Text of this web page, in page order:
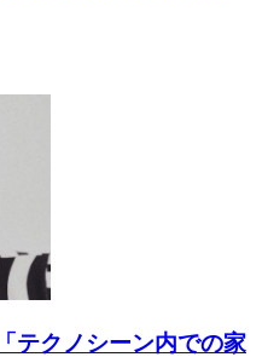
テクノシーン内での家